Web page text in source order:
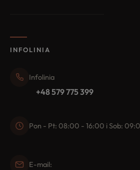
INFOLINIA
Infolinia
+48 579 775 399
Pon - Pt: 08:00 - 16:00 i Sob:
E-mail: